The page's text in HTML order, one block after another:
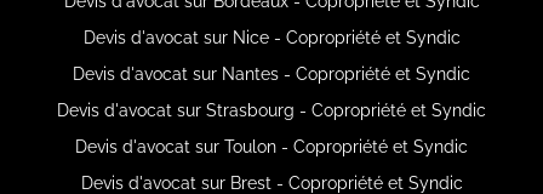
Devis d'avocat sur Nice - Copropriété et Syndic
Devis d'avocat sur Nantes - Copropriété et Syndic
Devis d'avocat sur Strasbourg - Copropriété et Syndic
Devis d'avocat sur Toulon - Copropriété et Syndic
Devis d'avocat sur Brest - Copropriété et Syndic